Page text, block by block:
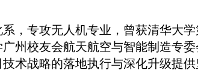
，专攻无人机专业，曾获清华大
州校友会航天航空与智能制造专
术战略的落地执行与深化升级提供